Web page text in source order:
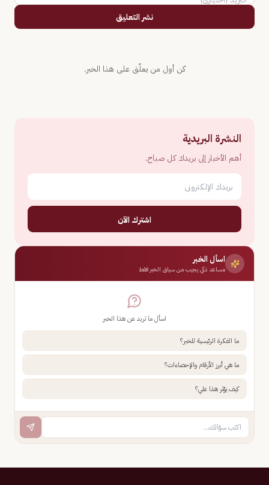
نشر التعليق
كن أول من يعلّق على هذا الخبر.
النشرة البريدية
أهم الأخبار إلى بريدك كل صباح.
اشترك الآن
اسأل الخبر
مساعد ذكي يجيب من سياق الخبر فقط
اسأل ما تريد عن هذا الخبر
ما الفكرة الرئيسية للخبر؟
ما هي أبرز الأرقام والإحصاءات؟
كيف يؤثر هذا علي؟